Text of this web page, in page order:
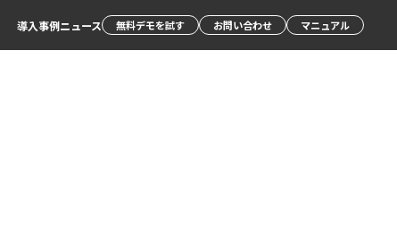
導入事例ニュース 無料デモを試す お問い合わせ マニュアル